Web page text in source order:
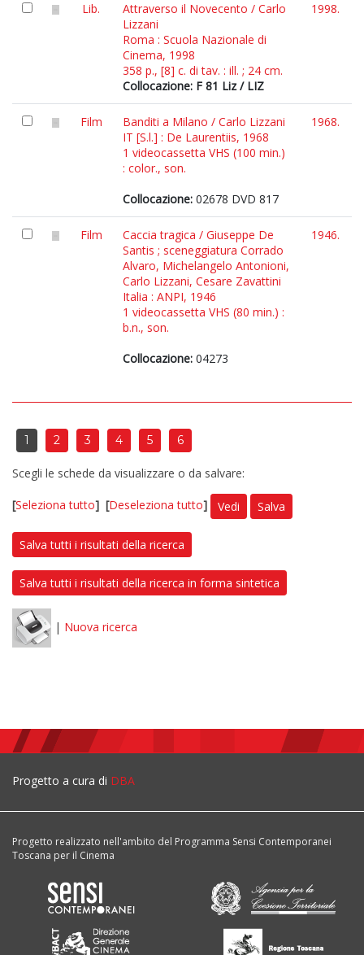
Lib.
Attraverso il Novecento / Carlo
Lizzani
Roma : Scuola Nazionale di
Cinema, 1998
358 p., [8] c. di tav. : ill. ; 24 cm.
Collocazione: F 81 Liz / LIZ
1998.
Film
Banditi a Milano / Carlo Lizzani
IT [S.l.] : De Laurentiis, 1968
1 videocassetta VHS (100 min.)
: color., son.
Collocazione: 02678 DVD 817
1968.
Film
Caccia tragica / Giuseppe De
Santis ; sceneggiatura Corrado
Alvaro, Michelangelo Antonioni,
Carlo Lizzani, Cesare Zavattini
Italia : ANPI, 1946
1 videocassetta VHS (80 min.) :
b.n., son.
Collocazione: 04273
1946.
1 2 3 4 5 6
Scegli le schede da visualizzare o da salvare:
[Seleziona tutto] [Deseleziona tutto] Vedi Salva
Salva tutti i risultati della ricerca
Salva tutti i risultati della ricerca in forma sintetica
| Nuova ricerca
Progetto a cura di DBA
Progetto realizzato nell'ambito del Programma Sensi Contemporanei
Toscana per il Cinema